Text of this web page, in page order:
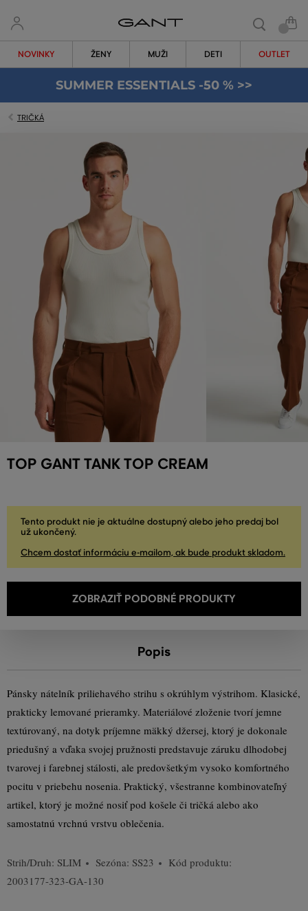
NOVINKY ŽENY MUŽI DETI OUTLET
SUMMER ESSENTIALS -50 % >>
TRIČKÁ
TOP GANT TANK TOP CREAM
Tento produkt nie je aktuálne dostupný alebo jeho predaj bol
už ukončený.
Chcem dostať informáciu e-mailom, ak bude produkt skladom.
ZOBRAZIŤ PODOBNÉ PRODUKTY
Popis
Pánsky nátelník priliehavého strihu s okrúhlym výstrihom. Klasické,
prakticky lemované prieramky. Materiálové zloženie tvorí jemne
textúrovaný, na dotyk príjemne mäkký džersej, ktorý je dokonale
priedušný a vďaka svojej pružnosti predstavuje záruku dlhodobej
tvarovej i farebnej stálosti, ale predovšetkým vysoko komfortného
pocitu v priebehu nosenia. Praktický, všestranne kombinovateľný
artikel, ktorý je možné nosiť pod košele či tričká alebo ako
samostatnú vrchnú vrstvu oblečenia.
Strih/Druh: SLIM Sezóna: SS23
Kód produktu:
2003177-323-GA-130